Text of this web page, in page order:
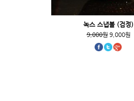
녹스 스냅볼 (검정)
9,000원9,000원